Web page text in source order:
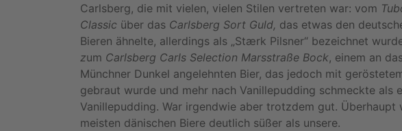
Carlsberg, die mit vielen, vielen Stilen vertreten war: vom
Classic über das Carlsberg Sort Guld, das etwas den
Bieren ähnelte, allerdings als „Stærk Pilsner“ bezeichnet
zum Carlsberg Carls Selection Marsstraße Bock, einem an
Münchner Dunkel angelehnten Bier, das jedoch mit
gebraut wurde und mehr nach Vanillepudding schmeckte als
Vanillepudding. War irgendwie aber trotzdem gut. Überhaupt
meisten dänischen Biere deutlich süßer als unsere.